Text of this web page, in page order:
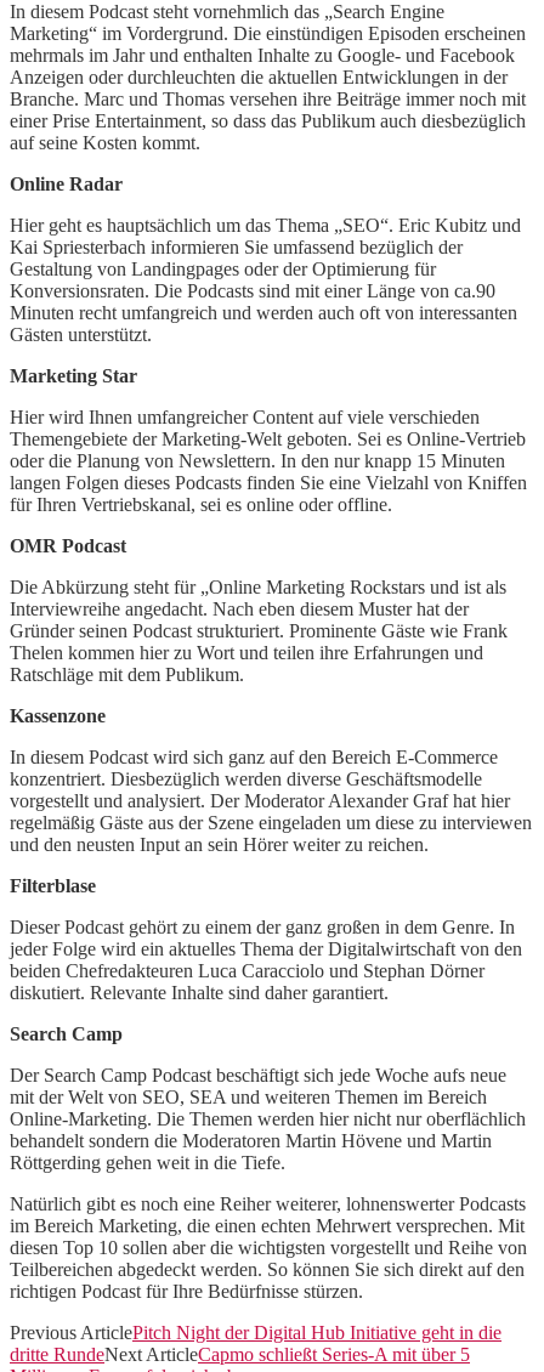
In diesem Podcast steht vornehmlich das „Search Engine
Marketing“ im Vordergrund. Die einstündigen Episoden erscheinen
mehrmals im Jahr und enthalten Inhalte zu Google- und Facebook
Anzeigen oder durchleuchten die aktuellen Entwicklungen in der
Branche. Marc und Thomas versehen ihre Beiträge immer noch mit
einer Prise Entertainment, so dass das Publikum auch diesbezüglich
auf seine Kosten kommt.
Online Radar
Hier geht es hauptsächlich um das Thema „SEO“. Eric Kubitz und
Kai Spriesterbach informieren Sie umfassend bezüglich der
Gestaltung von Landingpages oder der Optimierung für
Konversionsraten. Die Podcasts sind mit einer Länge von ca.90
Minuten recht umfangreich und werden auch oft von interessanten
Gästen unterstützt.
Marketing Star
Hier wird Ihnen umfangreicher Content auf viele verschieden
Themengebiete der Marketing-Welt geboten. Sei es Online-Vertrieb
oder die Planung von Newslettern. In den nur knapp 15 Minuten
langen Folgen dieses Podcasts finden Sie eine Vielzahl von Kniffen
für Ihren Vertriebskanal, sei es online oder offline.
OMR Podcast
Die Abkürzung steht für „Online Marketing Rockstars und ist als
Interviewreihe angedacht. Nach eben diesem Muster hat der
Gründer seinen Podcast strukturiert. Prominente Gäste wie Frank
Thelen kommen hier zu Wort und teilen ihre Erfahrungen und
Ratschläge mit dem Publikum.
Kassenzone
In diesem Podcast wird sich ganz auf den Bereich E-Commerce
konzentriert. Diesbezüglich werden diverse Geschäftsmodelle
vorgestellt und analysiert. Der Moderator Alexander Graf hat hier
regelmäßig Gäste aus der Szene eingeladen um diese zu interviewen
und den neusten Input an sein Hörer weiter zu reichen.
Filterblase
Dieser Podcast gehört zu einem der ganz großen in dem Genre. In
jeder Folge wird ein aktuelles Thema der Digitalwirtschaft von den
beiden Chefredakteuren Luca Caracciolo und Stephan Dörner
diskutiert. Relevante Inhalte sind daher garantiert.
Search Camp
Der Search Camp Podcast beschäftigt sich jede Woche aufs neue
mit der Welt von SEO, SEA und weiteren Themen im Bereich
Online-Marketing. Die Themen werden hier nicht nur oberflächlich
behandelt sondern die Moderatoren Martin Hövene und Martin
Röttgerding gehen weit in die Tiefe.
Natürlich gibt es noch eine Reiher weiterer, lohnenswerter Podcasts
im Bereich Marketing, die einen echten Mehrwert versprechen. Mit
diesen Top 10 sollen aber die wichtigsten vorgestellt und Reihe von
Teilbereichen abgedeckt werden. So können Sie sich direkt auf den
richtigen Podcast für Ihre Bedürfnisse stürzen.
Previous ArticlePitch Night der Digital Hub Initiative geht in die
dritte RundeNext ArticleCapmo schließt Series-A mit über 5